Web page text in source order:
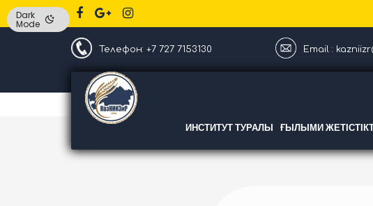
Телефон: +7 727 7153130 Email :
ИНСТИТУТ ТУРАЛЫ ҒЫЛЫМИ
Dark
Mode